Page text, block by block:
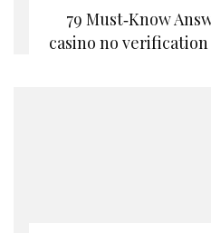
79 Must‑Know
casino no